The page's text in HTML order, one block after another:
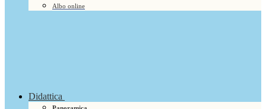
Albo online
Didattica